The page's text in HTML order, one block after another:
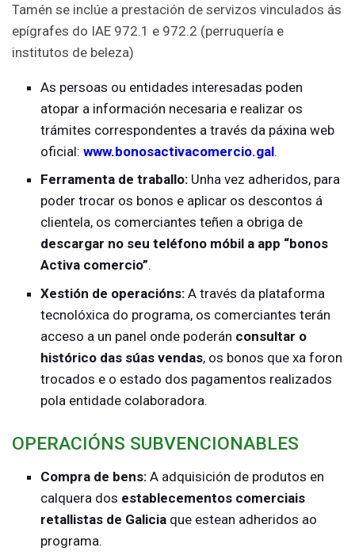
Tamén se inclúe a prestación de servizos vinculados ás
epígrafes do IAE 972.1 e 972.2 (perruquería e
institutos de beleza)
As persoas ou entidades interesadas poden
atopar a información necesaria e realizar os
trámites correspondentes a través da páxina web
oficial:www.bonosactivacomercio.gal.
Ferramenta de traballo: Unha vez adheridos, para
poder trocar os bonos e aplicar os descontos á
clientela, os comerciantes teñen a obriga de
descargar no seu teléfono móbil a app “bonos
Activa comercio”.
Xestión de operacións: A través da plataforma
tecnolóxica do programa, os comerciantes terán
acceso a un panel onde poderán consultar o
histórico das súas vendas, os bonos que xa foron
trocados e o estado dos pagamentos realizados
pola entidade colaboradora.
OPERACIÓNS SUBVENCIONABLES
Compra de bens: A adquisición de produtos en
calquera dos establecementos comerciais
retallistas de Galicia que estean adheridos ao
programa.